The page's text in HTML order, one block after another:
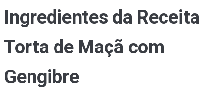
Ingredientes da Receita
Torta de Maçã com
Gengibre